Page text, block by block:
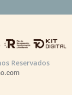
Reservados